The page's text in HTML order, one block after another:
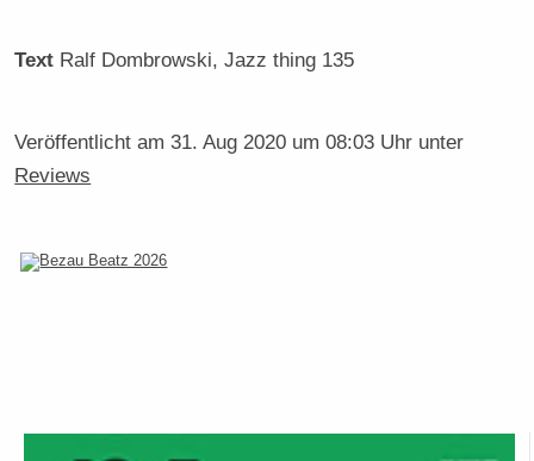
Text Ralf Dombrowski, Jazz thing 135
Veröffentlicht am31. Aug 2020 um 08:03 Uhr unter
Reviews